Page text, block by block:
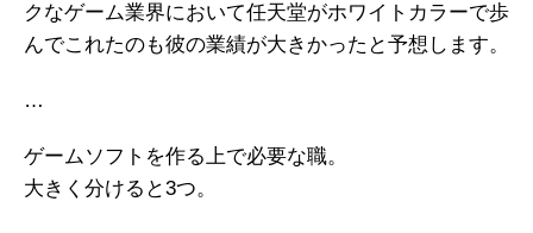
クなゲーム業界において任天堂がホワイトカラーで歩
んでこれたのも彼の業績が大きかったと予想します。
…
ゲームソフトを作る上で必要な職。
大きく分けると3つ。